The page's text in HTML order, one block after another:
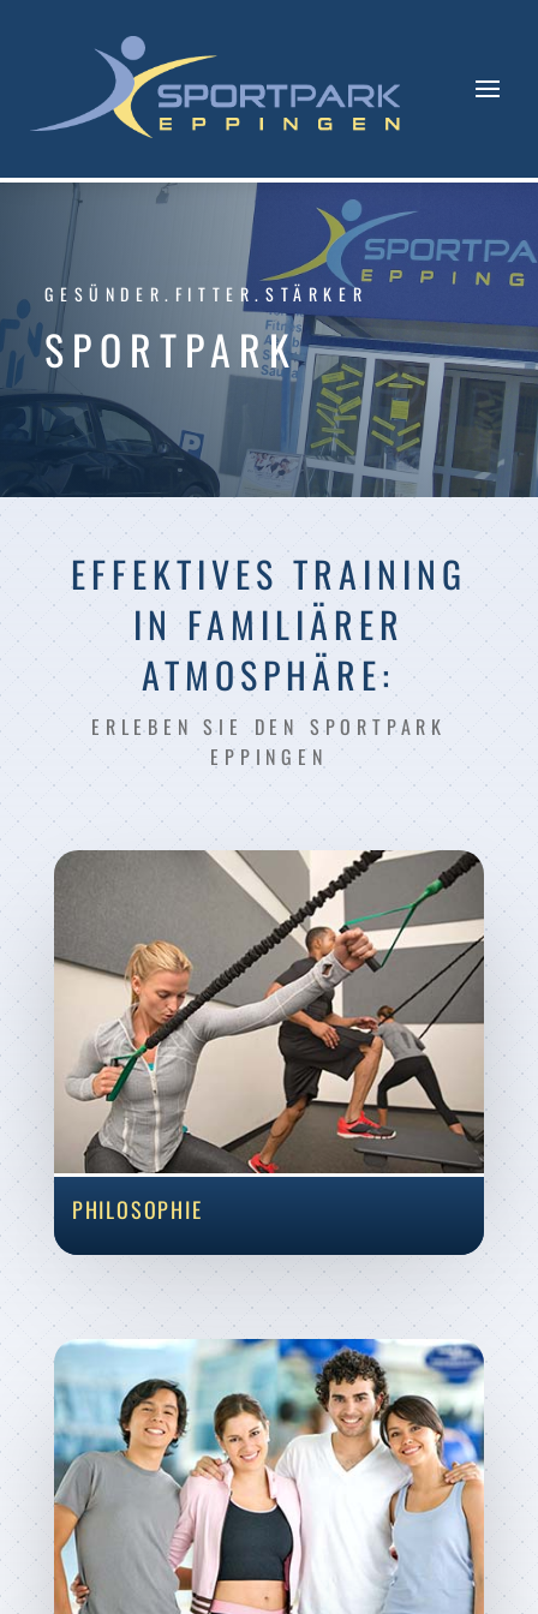
GESÜNDER.FITTER.STÄRKER
SPORTPARK
EFFEKTIVES TRAINING
IN FAMILIÄRER
ATMOSPHÄRE:
ERLEBEN SIE DEN SPORTPARK
EPPINGEN
PHILOSOPHIE